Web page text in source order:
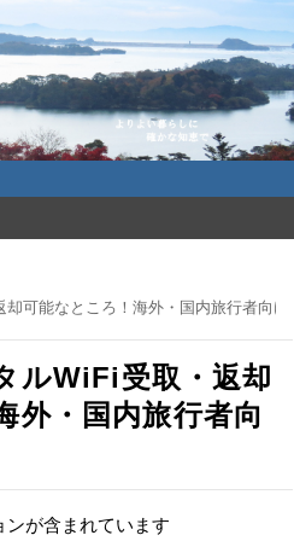
かな知恵で
可能なところ！海外・国内旅行者向け
ルWiFi受取・返却
外・国内旅行者向
ンが含まれています